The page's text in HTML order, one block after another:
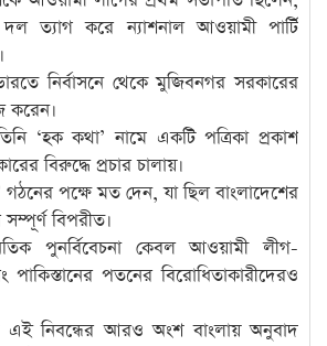
ত্যাগ করে ন্যাশনাল আওয়ামী পার্টি
নির্বাসনে থেকে মুজিবনগর সরকারের
করেন।
‘হক কথা’ নামে একটি পত্রিকা প্রকাশ
বিরুদ্ধে প্রচার চালায়।
গঠনের পক্ষে মত দেন, যা ছিল বাংলাদেশের
বিপরীত।
পুনর্বিবেচনা কেবল আওয়ামী লীগ-
পতনের বিরোধিতাকারীদেরও
নিবন্ধের আরও অংশ বাংলায় অনুবাদ